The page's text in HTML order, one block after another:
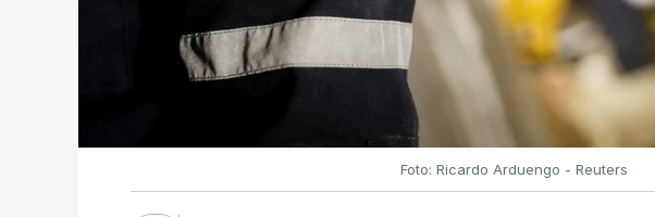
Foto: Ricardo Arduengo - Reuters